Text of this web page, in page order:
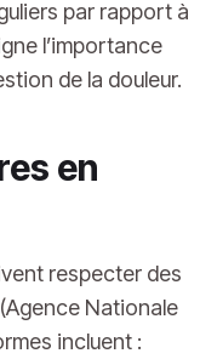
par rapport à
l’importance
de la douleur.
en
respecter des
Nationale
incluent :